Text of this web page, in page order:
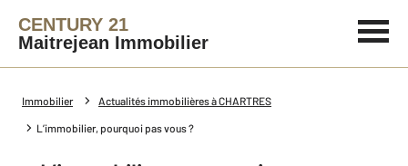
CENTURY 21
Maitrejean Immobilier
Immobilier Actualités immobilières à CHARTRES
L’immobilier, pourquoi pas vous ?